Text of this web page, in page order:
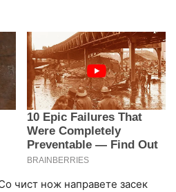
чист нож направете засек